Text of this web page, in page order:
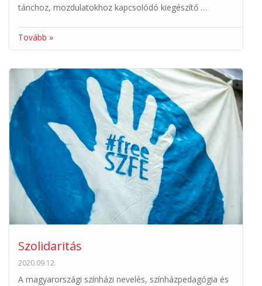
tánchoz, mozdulatokhoz kapcsolódó kiegészítő …
Tovább »
Szolidaritás
2020.09.12.
A magyarországi színházi nevelés, színházpedagógia és